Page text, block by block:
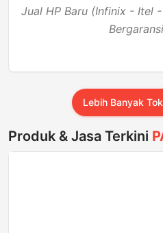
Jual HP Baru (Infinix - Itel
Lebih Banyak
Produk & Jasa Terkini